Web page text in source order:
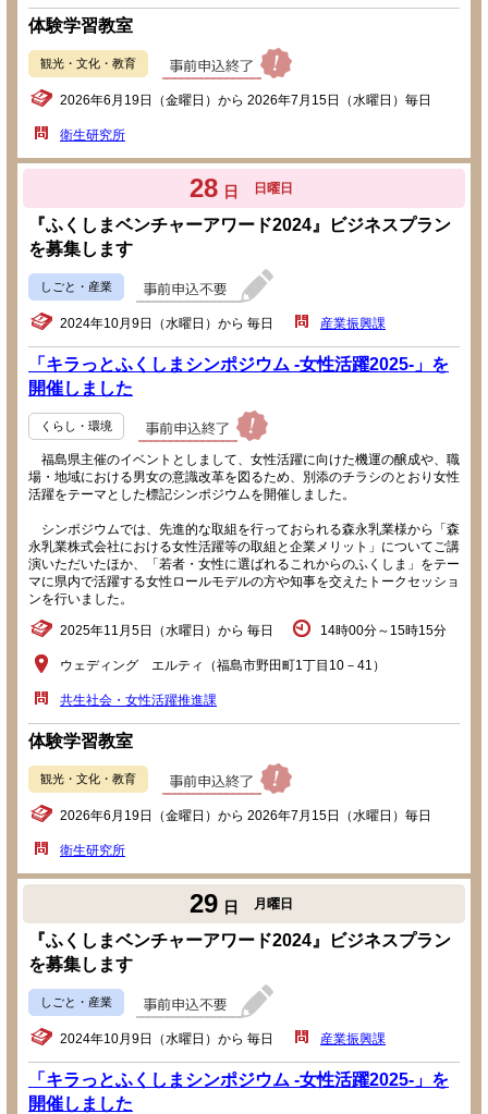
体験学習教室
観光・文化・教育
2026年6月19日（金曜日）から 2026年7月15日（水曜日）毎日
衛生研究所
28 日 日曜日
『ふくしまベンチャーアワード2024』ビジネスプラン
を募集します
しごと・産業
2024年10月9日（水曜日）から 毎日 産業振興課
「キラっとふくしまシンポジウム -女性活躍2025-」を
開催しました
くらし・環境
福島県主催のイベントとしまして、女性活躍に向けた機運の醸成や、職
場・地域における男女の意識改革を図るため、別添のチラシのとおり女性
活躍をテーマとした標記シンポジウムを開催しました。
シンポジウムでは、先進的な取組を行っておられる森永乳業様から「森
永乳業株式会社における女性活躍等の取組と企業メリット」についてご講
演いただいたほか、「若者・女性に選ばれるこれからのふくしま」をテー
マに県内で活躍する女性ロールモデルの方や知事を交えたトークセッショ
ンを行いました。
2025年11月5日（水曜日）から 毎日 14時00分～15時15分
ウェディング エルティ（福島市野田町1丁目10－41）
共生社会・女性活躍推進課
体験学習教室
観光・文化・教育
2026年6月19日（金曜日）から 2026年7月15日（水曜日）毎日
衛生研究所
29 日 月曜日
『ふくしまベンチャーアワード2024』ビジネスプラン
を募集します
しごと・産業
2024年10月9日（水曜日）から 毎日 産業振興課
「キラっとふくしまシンポジウム -女性活躍2025-」を
開催しました